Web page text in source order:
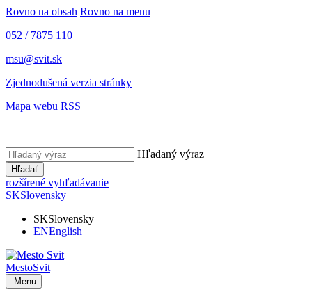
Rovno na obsah Rovno na menu
052 / 7875 110
msu@svit.sk
Zjednodušená verzia stránky
Mapa webu RSS
Hľadaný výraz
Hľadať
rozšírené vyhľadávanie
SKSlovensky
SKSlovensky
ENEnglish
MestoSvit
Menu